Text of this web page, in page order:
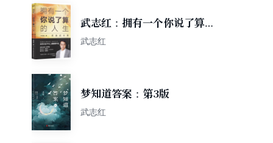
武志红：拥有一个你说了算的
人生·终身成长篇
武志红
梦知道答案：第3版
武志红